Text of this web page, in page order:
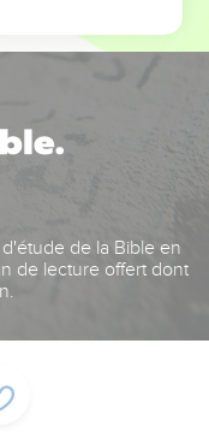
de la Bible en
de lecture offert dont